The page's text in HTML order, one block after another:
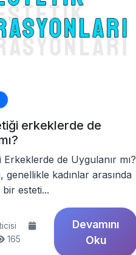
erkeklerde de
Erkeklerde de Uygulanır mı?
genellikle kadınlar arasında
esteti...
165
Devamını
Oku